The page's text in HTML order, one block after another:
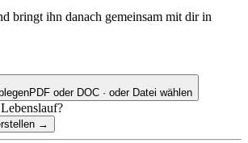
bringt ihn danach gemeinsam mit dir in
PDF oder DOC · oder Datei wählen
→